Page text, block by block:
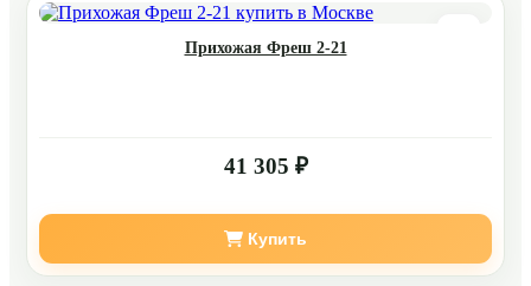
Прихожая Фреш 2-21
41 305 ₽
Купить